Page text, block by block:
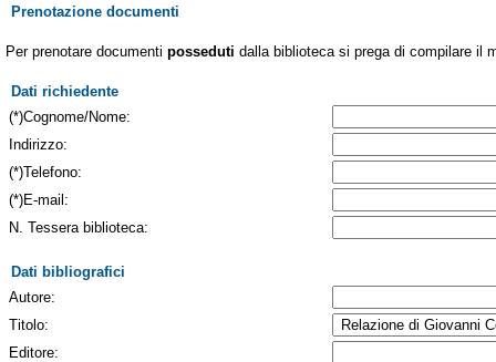
Prenotazione documenti
Per prenotare documenti posseduti dalla biblioteca si prega di compilare il
Dati richiedente
(*)Cognome/Nome:
Indirizzo:
(*)Telefono:
(*)E-mail:
N. Tessera biblioteca:
Dati bibliografici
Autore:
Titolo:
Editore: